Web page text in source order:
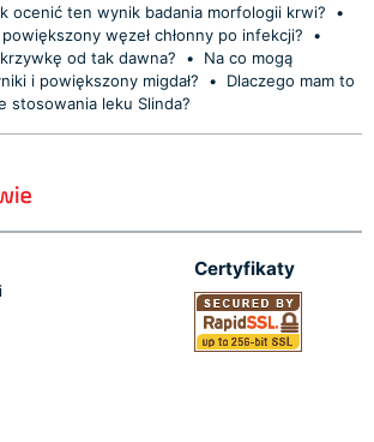
ocenić ten wynik badania morfologii krwi?
•
węzeł chłonny po infekcji?
•
od tak dawna?
•
Na co mogą
i powiększony migdał?
•
Dlaczego mam to
stosowania leku Slinda?
Certyfikaty